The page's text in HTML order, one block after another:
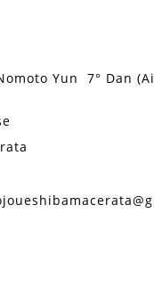
Yun 7° Dan